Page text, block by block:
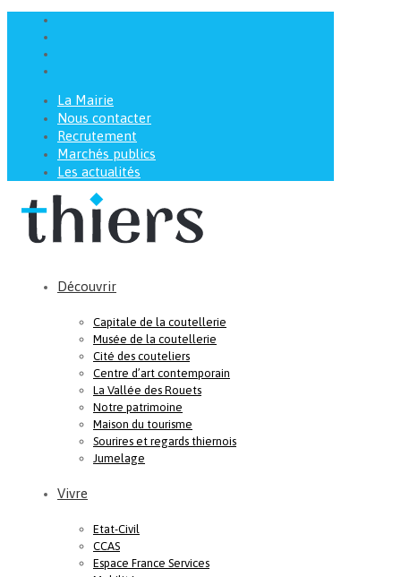
La Mairie
Nous contacter
Recrutement
Marchés publics
Les actualités
Découvrir
Capitale de la coutellerie
Musée de la coutellerie
Cité des couteliers
Centre d’art contemporain
La Vallée des Rouets
Notre patrimoine
Maison du tourisme
Sourires et regards thiernois
Jumelage
Vivre
Etat-Civil
CCAS
Espace France Services